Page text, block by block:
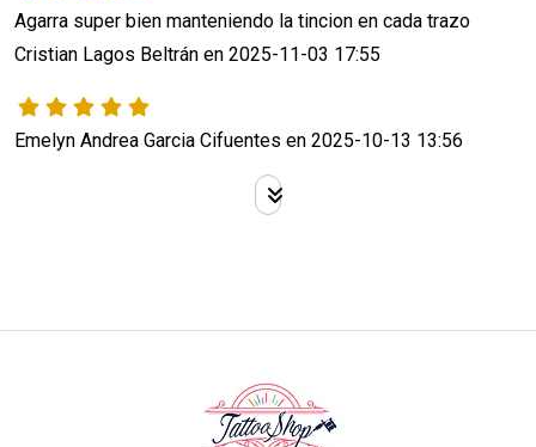
Agarra super bien manteniendo la tincion en cada trazo
Cristian Lagos Beltrán en 2025-11-03 17:55
Emelyn Andrea Garcia Cifuentes en 2025-10-13 13:56